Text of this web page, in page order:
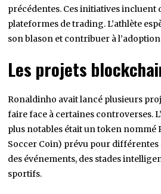
précédentes. Ces initiatives incluent
plateformes de trading. L’athlète
son blason et contribuer à
Les projets
Ronaldinho avait lancé plusieurs
faire face à certaines controverses.
plus notables était un token nommé
Soccer Coin) prévu pour
des événements, des stades
sportifs.